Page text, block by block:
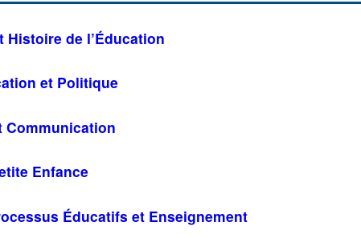
Histoire de l’Éducation
et Politique
Communication
Enfance
Éducatifs et Enseignement